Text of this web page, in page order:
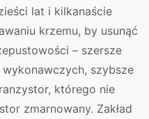
lat i kilkanaście
krzemu, by usunąć
– szersze
szybsze
którego nie
zmarnowany. Zakład